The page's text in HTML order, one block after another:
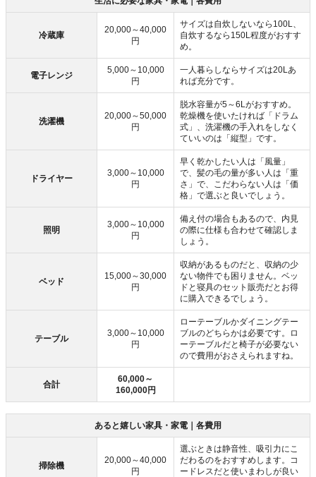
冷蔵庫
20,000～40,000
円
サイズは自炊しないなら100L、
自炊するなら150L程度がおすす
め。
電子レンジ
5,000～10,000
円
一人暮らしならサイズは20Lあ
れば充分です。
洗濯機
20,000～50,000
円
脱水容量が5～6Lがおすすめ。
乾燥機を使いたければ「ドラム
式」、洗濯機の手入れをしなく
ていいのは「縦型」です。
ドライヤー
3,000～10,000
円
早く乾かしたい人は「風量」
で、髪の毛の量が多い人は「重
さ」で、こだわらない人は「価
格」で選ぶと良いでしょう。
照明
3,000～10,000
円
備え付の場合もあるので、内見
の際に仕様も合わせて確認しま
しょう。
ベッド
15,000～30,000
円
収納があるものだと、収納の少
ない物件でも困りません。ベッ
ドと寝具のセット販売だとお得
に購入できるでしょう。
テーブル
3,000～10,000
円
ローテーブルかダイニングテー
ブルのどちらかは必要です。ロ
ーテーブルだと椅子が必要ない
ので費用がおさえられますね。
合計
60,000～
160,000円
あると嬉しい家具・家電｜各費用
掃除機
20,000～40,000
円
選ぶときは静音性、吸引力にこ
だわるのをおすすめします。コ
ードレスだと使いまわしが良い